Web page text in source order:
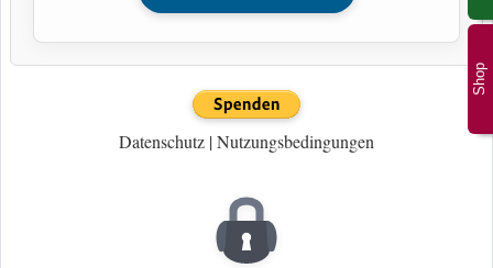
Shop
Datenschutz |Nutzungsbedingungen